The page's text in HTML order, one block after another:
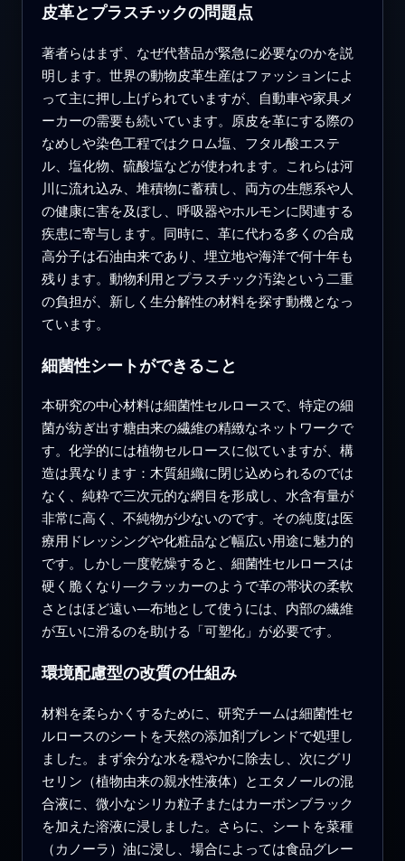
皮革とプラスチックの問題点
著者らはまず、なぜ代替品が緊急に必要なのかを説
明します。世界の動物皮革生産はファッションによ
って主に押し上げられていますが、自動車や家具メ
ーカーの需要も続いています。原皮を革にする際の
なめしや染色工程ではクロム塩、フタル酸エステ
ル、塩化物、硫酸塩などが使われます。これらは河
川に流れ込み、堆積物に蓄積し、両方の生態系や人
の健康に害を及ぼし、呼吸器やホルモンに関連する
疾患に寄与します。同時に、革に代わる多くの合成
高分子は石油由来であり、埋立地や海洋で何十年も
残ります。動物利用とプラスチック汚染という二重
の負担が、新しく生分解性の材料を探す動機となっ
ています。
細菌性シートができること
本研究の中心材料は細菌性セルロースで、特定の細
菌が紡ぎ出す糖由来の繊維の精緻なネットワークで
す。化学的には植物セルロースに似ていますが、構
造は異なります：木質組織に閉じ込められるのでは
なく、純粋で三次元的な網目を形成し、水含有量が
非常に高く、不純物が少ないのです。その純度は医
療用ドレッシングや化粧品など幅広い用途に魅力的
です。しかし一度乾燥すると、細菌性セルロースは
硬く脆くなり—クラッカーのようで革の帯状の柔軟
さとはほど遠い—布地として使うには、内部の繊維
が互いに滑るのを助ける「可塑化」が必要です。
環境配慮型の改質の仕組み
材料を柔らかくするために、研究チームは細菌性セ
ルロースのシートを天然の添加剤ブレンドで処理し
ました。まず余分な水を穏やかに除去し、次にグリ
セリン（植物由来の親水性液体）とエタノールの混
合液に、微小なシリカ粒子またはカーボンブラック
を加えた溶液に浸しました。さらに、シートを菜種
（カノーラ）油に浸し、場合によっては食品グレー